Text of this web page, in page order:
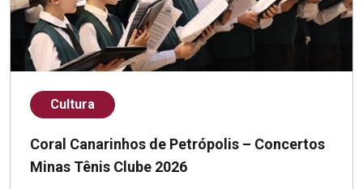
Cultura
Coral Canarinhos de Petrópolis – Concertos
Minas Tênis Clube 2026